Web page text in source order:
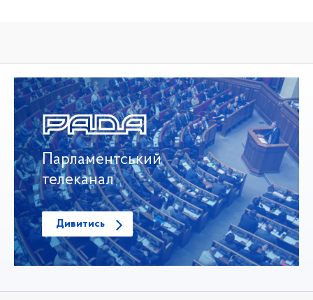
Парламентський
телеканал
Дивитись